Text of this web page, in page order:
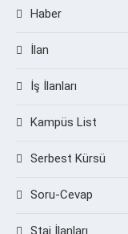
Haber
İlan
İş İlanları
Kampüs List
Serbest Kürsü
Soru-Cevap
Staj İlanları